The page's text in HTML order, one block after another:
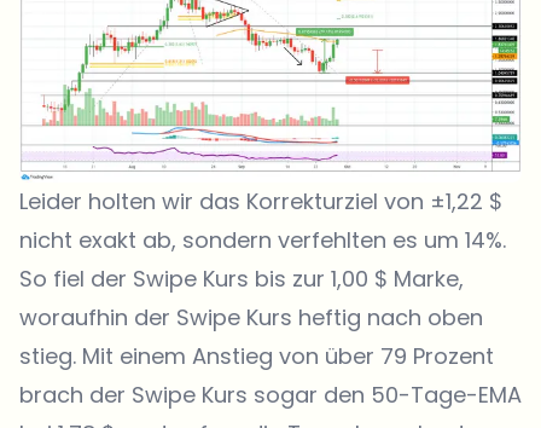
Leider holten wir das Korrekturziel von ±1,22 $
nicht exakt ab, sondern verfehlten es um 14%.
So fiel der Swipe Kurs bis zur 1,00 $ Marke,
woraufhin der Swipe Kurs heftig nach oben
stieg. Mit einem Anstieg von über 79 Prozent
brach der Swipe Kurs sogar den 50-Tage-EMA